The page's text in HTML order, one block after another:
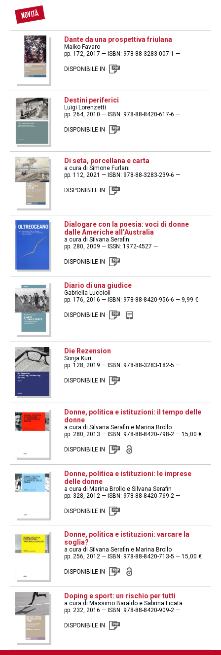
Dante da una prospettiva friulana
Maiko Favaro
pp. 172, 2017 — ISBN: 978-88-3283-007-1 —
DISPONIBILE IN
Destini periferici
Luigi Lorenzetti
pp. 264, 2010 — ISBN: 978-88-8420-617-6 —
DISPONIBILE IN
Di seta, porcellana e carta
a cura di Simone Furlani
pp. 112, 2021 — ISBN: 978-88-3283-239-6 —
DISPONIBILE IN
Dialogare con la poesia: voci di donne
dalle Americhe all’Australia
a cura di Silvana Serafin
pp. 280, 2009 — ISSN: 1972-4527 —
DISPONIBILE IN
Diario di una giudice
Gabriella Luccioli
pp. 176, 2016 — ISBN: 978-88-8420-956-6 — 9,99 €
DISPONIBILE IN
Die Rezension
Sonja Kuri
pp. 128, 2019 — ISBN: 978-88-3283-182-5 —
DISPONIBILE IN
Donne, politica e istituzioni: il tempo delle
donne
a cura di Silvana Serafin e Marina Brollo
pp. 280, 2013 — ISBN: 978-88-8420-798-2 — 15,00 €
DISPONIBILE IN
Donne, politica e istituzioni: le imprese
delle donne
a cura di Marina Brollo e Silvana Serafin
pp. 328, 2012 — ISBN: 978-88-8420-769-2 —
DISPONIBILE IN
Donne, politica e istituzioni: varcare la
soglia?
a cura di Silvana Serafin e Marina Brollo
pp. 256, 2012 — ISBN: 978-88-8420-713-5 — 15,00 €
DISPONIBILE IN
Doping e sport: un rischio per tutti
a cura di Massimo Baraldo e Sabrina Licata
pp. 232, 2016 — ISBN: 978-88-8420-909-2 —
DISPONIBILE IN